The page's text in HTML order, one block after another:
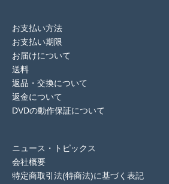
お支払い方法
お支払い期限
お届けについて
送料
返品・交換について
返金について
DVDの動作保証について
ニュース・トピックス
会社概要
特定商取引法(特商法)に基づく表記